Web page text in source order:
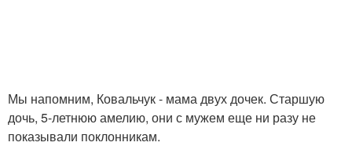
Мы напомним, Ковальчук - мама двух дочек. Старшую
дочь, 5-летнюю амелию, они с мужем еще ни разу не
показывали поклонникам.